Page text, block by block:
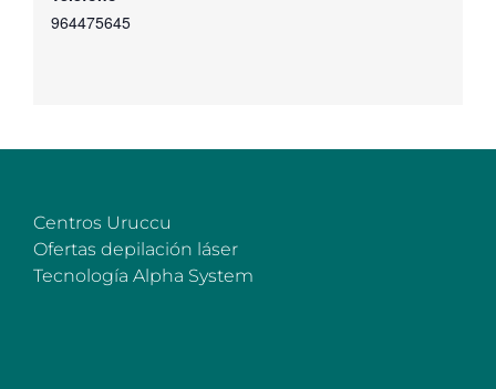
964475645
Centros Uruccu
Ofertas depilación láser
Tecnología Alpha System